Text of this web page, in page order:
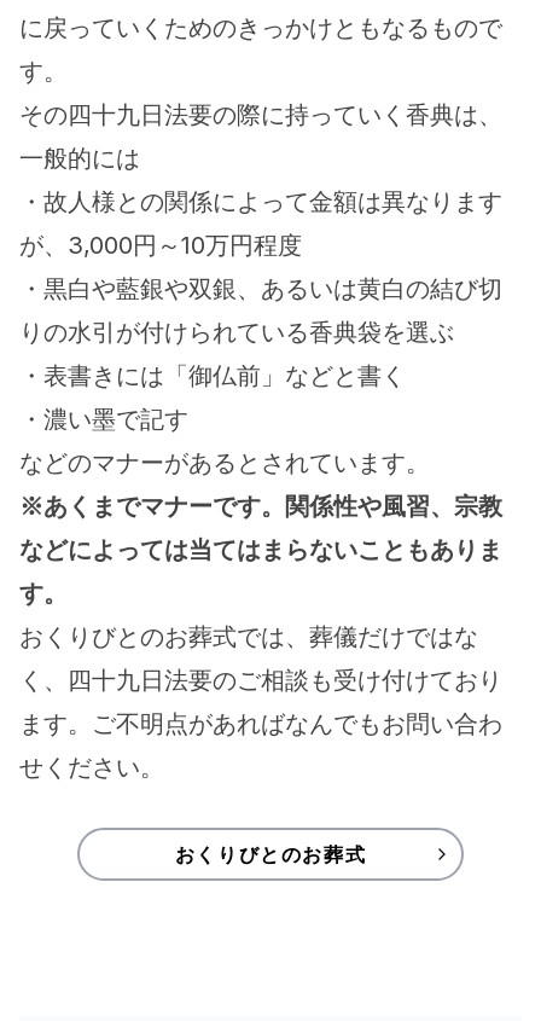
に戻っていくためのきっかけともなるもので
す。
その四十九日法要の際に持っていく香典は、
一般的には
・故人様との関係によって金額は異なります
が、3,000円～10万円程度
・黒白や藍銀や双銀、あるいは黄白の結び切
りの水引が付けられている香典袋を選ぶ
・表書きには「御仏前」などと書く
・濃い墨で記す
などのマナーがあるとされています。
※あくまでマナーです。関係性や風習、宗教
などによっては当てはまらないこともありま
す。
おくりびとのお葬式では、葬儀だけではな
く、四十九日法要のご相談も受け付けており
ます。ご不明点があればなんでもお問い合わ
せください。
おくりびとのお葬式